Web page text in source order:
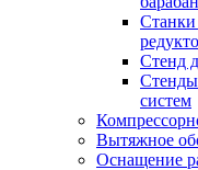
Станки
Стенд
Стенды
систем
Вытяжное
Оснащение